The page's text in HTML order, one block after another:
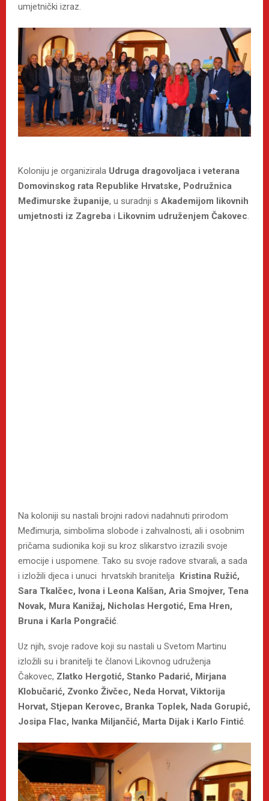
umjetnički izraz.
Koloniju je organizirala Udruga dragovoljaca i veterana
Domovinskog rata Republike Hrvatske, Podružnica
Međimurske županije, u suradnji s Akademijom likovnih
umjetnosti iz Zagreba i Likovnim udruženjem Čakovec.
Na koloniji su nastali brojni radovi nadahnuti prirodom
Međimurja, simbolima slobode i zahvalnosti, ali i osobnim
pričama sudionika koji su kroz slikarstvo izrazili svoje
emocije i uspomene. Tako su svoje radove stvarali, a sada
i izložili djeca i unuci hrvatskih branitelja Kristina Ružić,
Sara Tkalčec, Ivona i Leona Kalšan, Aria Smojver, Tena
Novak, Mura Kanižaj, Nicholas Hergotić, Ema Hren,
Bruna i Karla Pongračić.
Uz njih, svoje radove koji su nastali u Svetom Martinu
izložili su i branitelji te članovi Likovnog udruženja
Čakovec, Zlatko Hergotić, Stanko Padarić, Mirjana
Klobučarić, Zvonko Živčec, Neda Horvat, Viktorija
Horvat, Stjepan Kerovec, Branka Toplek, Nada Gorupić,
Josipa Flac, Ivanka Miljančić, Marta Dijak i Karlo Fintić.